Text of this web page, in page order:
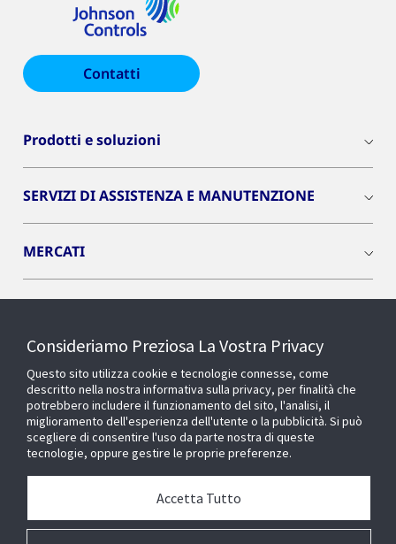
Contatti
Prodotti e soluzioni
SERVIZI DI ASSISTENZA E MANUTENZIONE
MERCATI
OPENBLUE
SMART BUILDINGS
Chi siamo
Consideriamo Preziosa La Vostra Privacy
Questo sito utilizza cookie e tecnologie connesse, come
descritto nella nostra informativa sulla privacy, per finalità che
potrebbero includere il funzionamento del sito, l'analisi, il
miglioramento dell'esperienza dell'utente o la pubblicità. Si può
scegliere di consentire l'uso da parte nostra di queste
tecnologie, oppure gestire le proprie preferenze.
Accetta Tutto